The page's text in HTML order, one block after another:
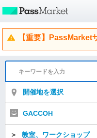
【重要】PassMarket
開催地を選択
GACCOH
＞ 教室、ワークショップ